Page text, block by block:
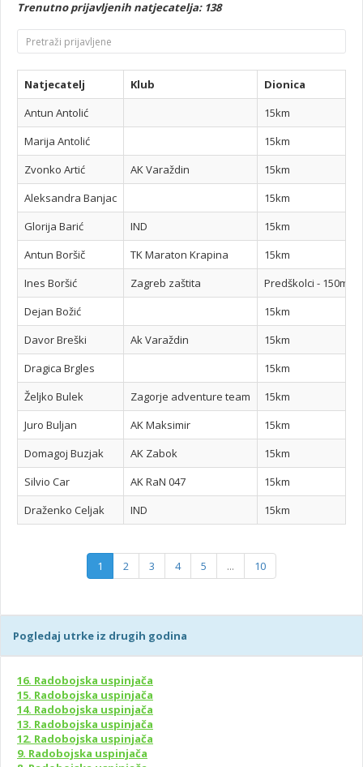
Trenutno prijavljenih natjecatelja: 138
Natjecatelj Klub
Dionica
Antun Antolić
15km
Marija Antolić
15km
Zvonko Artić
AK Varaždin
15km
Aleksandra Banjac
15km
Glorija Barić
IND
15km
Antun Boršič
TK Maraton Krapina
15km
Ines Boršić
Zagreb zaštita
Predškolci - 150m
Dejan Božić
15km
Davor Breški
Ak Varaždin
15km
Dragica Brgles
15km
Željko Bulek
Zagorje adventure team
15km
Juro Buljan
AK Maksimir
15km
Domagoj Buzjak
AK Zabok
15km
Silvio Car
AK RaN 047
15km
Draženko Celjak
IND 15km
1 2 3 4 5 ... 10
Pogledaj utrke iz drugih godina
16. Radobojska uspinjača
15. Radobojska uspinjača
14. Radobojska uspinjača
13. Radobojska uspinjača
12. Radobojska uspinjača
9. Radobojska uspinjača